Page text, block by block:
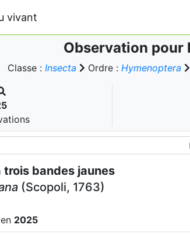
vivant
Observation pour
Classe : Insecta Ordre : Hymenoptera
bandes jaunes
(Scopoli, 1763)
2025